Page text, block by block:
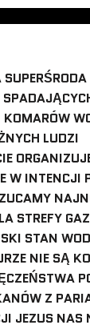
KOMARÓW
LUDZI
W INTENCJI
STREFY
STAN
NIE SĄ
Z
JEZUS NAS